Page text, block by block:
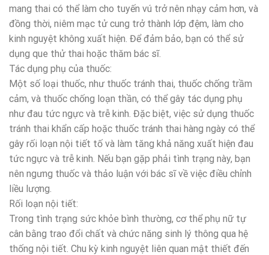
mang thai có thể làm cho tuyến vú trở nên nhạy cảm hơn, và
đồng thời, niêm mạc tử cung trở thành lớp đệm, làm cho
kinh nguyệt không xuất hiện. Để đảm bảo, bạn có thể sử
dụng que thử thai hoặc thăm bác sĩ.
Tác dụng phụ của thuốc:
Một số loại thuốc, như thuốc tránh thai, thuốc chống trầm
cảm, và thuốc chống loạn thần, có thể gây tác dụng phụ
như đau tức ngực và trễ kinh. Đặc biệt, việc sử dụng thuốc
tránh thai khẩn cấp hoặc thuốc tránh thai hàng ngày có thể
gây rối loạn nội tiết tố và làm tăng khả năng xuất hiện đau
tức ngực và trễ kinh. Nếu bạn gặp phải tình trạng này, bạn
nên ngưng thuốc và thảo luận với bác sĩ về việc điều chỉnh
liều lượng.
Rối loạn nội tiết:
Trong tình trạng sức khỏe bình thường, cơ thể phụ nữ tự
cân bằng trao đổi chất và chức năng sinh lý thông qua hệ
thống nội tiết. Chu kỳ kinh nguyệt liên quan mật thiết đến